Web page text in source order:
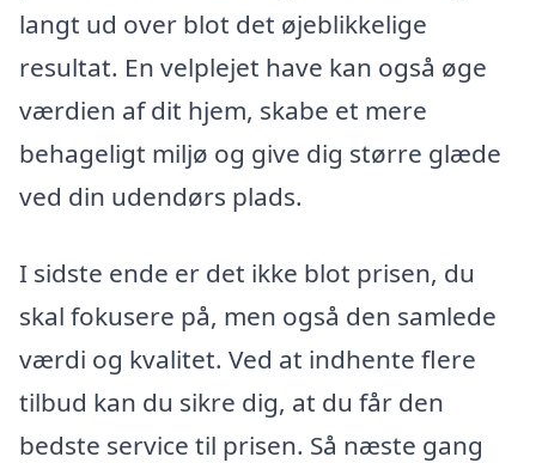
langt ud over blot det øjeblikkelige
resultat. En velplejet have kan også øge
værdien af dit hjem, skabe et mere
behageligt miljø og give dig større glæde
ved din udendørs plads.
I sidste ende er det ikke blot prisen, du
skal fokusere på, men også den samlede
værdi og kvalitet. Ved at indhente flere
tilbud kan du sikre dig, at du får den
bedste service til prisen. Så næste gang